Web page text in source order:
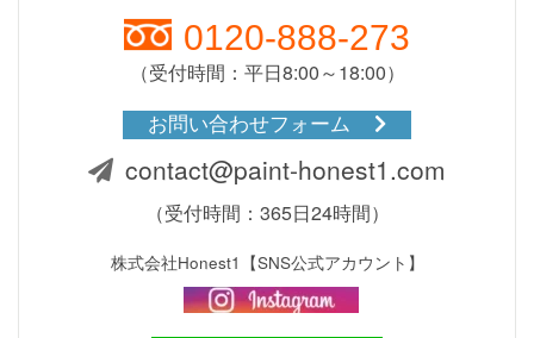
0120-888-273
（受付時間：平日8:00～18:00）
お問い合わせフォーム
contact@paint-honest1.com
（受付時間：365日24時間）
株式会社Honest1【SNS公式アカウント】